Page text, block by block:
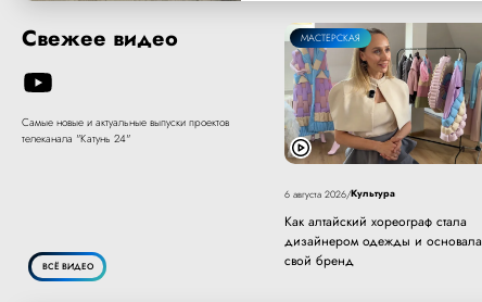
Свежее видео
Самые новые и актуальные выпуски проектов
телеканала "Катунь 24"
ВСЁ ВИДЕО
МАСТЕРСКАЯ
6 августа 2026/Культура
Как алтайский хореограф стала
дизайнером одежды и основала
свой бренд